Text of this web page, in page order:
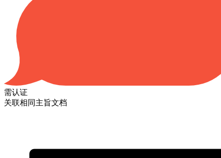
需认证
关联相同主旨文档